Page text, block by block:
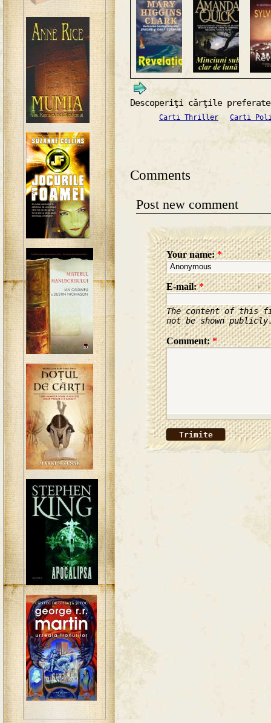
Descoperiţi cărţile
Carti Thriller Carti
Comments
Post new comment
Your name:*
E-mail:*
The content of this
not be shown
Comment:*